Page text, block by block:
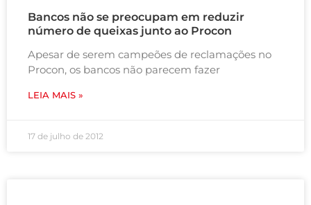
Bancos não se preocupam em reduzir
número de queixas junto ao Procon
Apesar de serem campeões de reclamações no
Procon, os bancos não parecem fazer
LEIA MAIS »
17 de julho de 2012